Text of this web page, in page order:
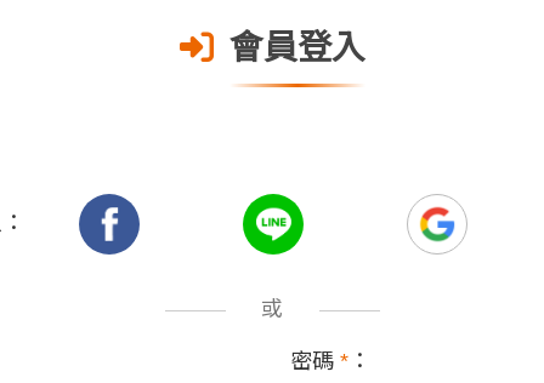
會員登入
或
密碼 * ：